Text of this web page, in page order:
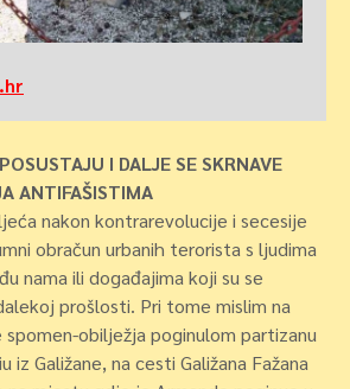
I DALJE SE SKRNAVE
ANTIFAŠISTIMA
nakon kontrarevolucije i secesije
obračun urbanih terorista s ljudima
nama ili događajima koji su se
prošlosti. Pri tome mislim na
spomen-obilježja poginulom partizanu
iz Galižane, na cesti Galižana Fažana